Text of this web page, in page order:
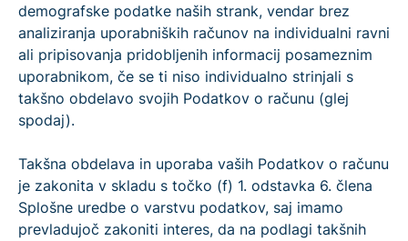
demografske podatke naših strank, vendar brez
analiziranja uporabniških računov na individualni ravni
ali pripisovanja pridobljenih informacij posameznim
uporabnikom, če se ti niso individualno strinjali s
takšno obdelavo svojih Podatkov o računu (glej
spodaj).
Takšna obdelava in uporaba vaših Podatkov o računu
je zakonita v skladu s točko (f) 1. odstavka 6. člena
Splošne uredbe o varstvu podatkov, saj imamo
prevladujoč zakoniti interes, da na podlagi takšnih